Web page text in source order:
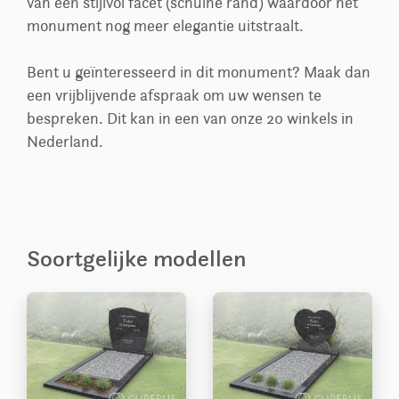
monument nog meer elegantie uitstraalt.
Bent u geïnteresseerd in dit monument? Maak dan
een vrijblijvende afspraak om uw wensen te
bespreken. Dit kan in een van onze 20 winkels in
Nederland.
Soortgelijke modellen